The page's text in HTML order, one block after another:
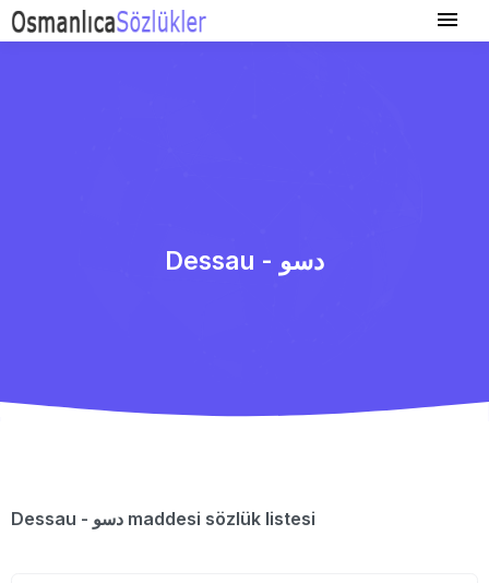
Dessau - دسو
Dessau - دسو maddesi sözlük listesi